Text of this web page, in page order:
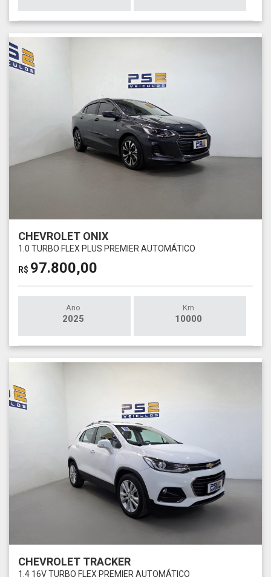
CHEVROLET ONIX
1.0 TURBO FLEX PLUS PREMIER AUTOMÁTICO
R$ 97.800,00
Ano
2025
Km
10000
CHEVROLET TRACKER
1.4 16V TURBO FLEX PREMIER AUTOMÁTICO